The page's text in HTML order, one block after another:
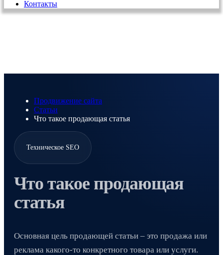
Контакты
Продвижение сайта
Статьи
Что такое продающая статья
Техническое SEO
Что такое продающая
статья
Основная цель продающей статьи – это продажа или
реклама какого-то конкретного товара или услуги.